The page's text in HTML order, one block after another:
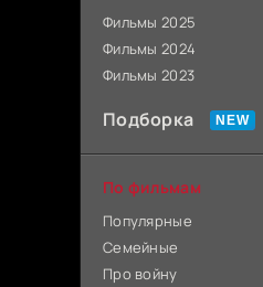
Фильмы 2025
Фильмы 2024
Фильмы 2023
Подборка
По фильмам
Популярные
Семейные
Про войну